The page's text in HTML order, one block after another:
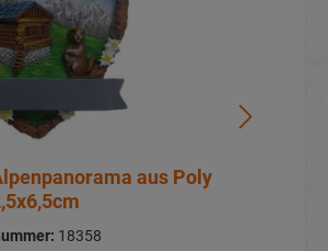
aus Poly
18358